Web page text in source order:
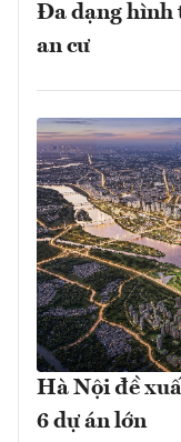
Đa dạng hình
an cư
Hà Nội đề
6 dự án lớn